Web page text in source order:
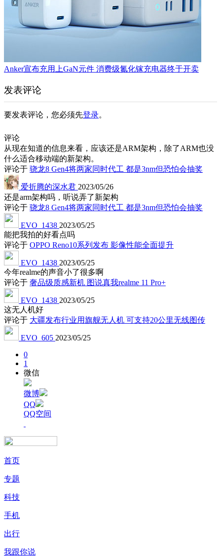
Anker宣布充用上GaN元件 消费级氮化镓充电器终于开卖
发表评论
要发表评论，您必须先登录。
评论
从现在知道的信息来看，应该还是ARM架构，除了ARM也没
什么适合移动端的新架构。
评论于 骁龙8 Gen4将两家同时代工 都是3nm但恐怕会抽奖
爱折腾的深水君 2023/05/26
还是arm架构吗，听说弄了新架构
评论于 骁龙8 Gen4将两家同时代工 都是3nm但恐怕会抽奖
EVO_1438 2023/05/25
能把我拍的好看点吗
评论于 OPPO Reno10系列发布 影像性能全面提升
EVO_1438 2023/05/25
今年realme的声音小了很多啊
评论于 奢品级质感新机 图说真我realme 11 Pro+
EVO_1438 2023/05/25
这无人机好
评论于 大疆发布行业用旗舰无人机 可支持20公里无线图传
EVO_605 2023/05/25
0
1
微信
微博
QQ
QQ空间
首页
专题
科技
手机
出行
我跟你说